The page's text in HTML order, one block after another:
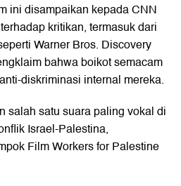
ini disampaikan kepada CNN
kritikan, termasuk dari
Warner Bros. Discovery
bahwa boikot semacam
diskriminasi internal mereka.
salah satu suara paling vokal di
Israel-Palestina,
Film Workers for Palestine